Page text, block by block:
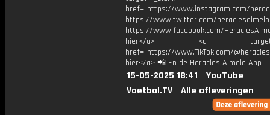
href="https://www.instagram.com/
https://www.twitter.com/heraclesalmelo
https://www.facebook.com/
hier</a> <a
href="https://www.TikTok.com/
hier</a> 📲 En de Heracles Almelo App
15-05-2025 18:41
YouTube
Voetbal.TV
Alle afleveringen